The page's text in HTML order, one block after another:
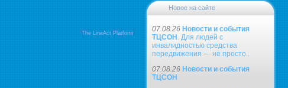
The LineAct Platform
Новое на сайте
07.08.26 Новости и события
ТЦСОН . Для людей с
инвалидностью средства
передвижения — не просто..
07.08.26 Новости и события
ТЦСОН